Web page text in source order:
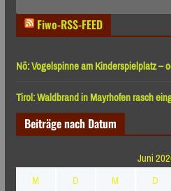
Fiwo-RSS-FEED
Nö: Vogelspinne am Kinderspielplatz –
Tirol: Waldbrand in Mayrhofen rasch
Beiträge nach Datum
Juni
M
D M D